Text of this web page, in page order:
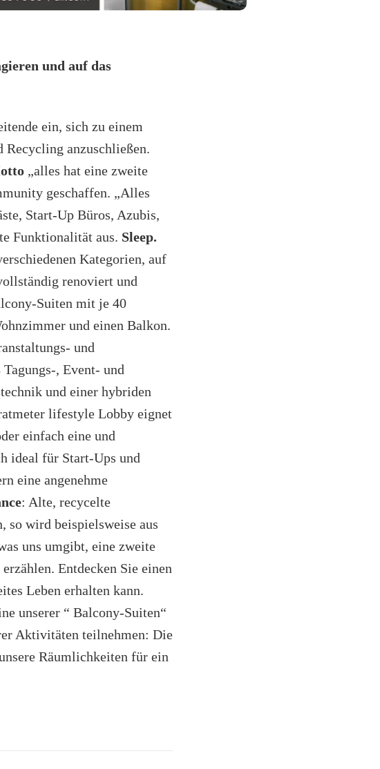
und auf das
ein, sich zu einem
Recycling anzuschließen.
„alles hat eine zweite
geschaffen. „Alles
Start-Up Büros, Azubis,
Funktionalität aus. Sleep.
Kategorien, auf
renoviert und
Suiten mit je 40
und einen Balkon.
und
, Event- und
und einer hybriden
lifestyle Lobby eignet
einfach eine und
ideal für Start-Ups und
eine angenehme
: Alte, recycelte
so wird beispielsweise aus
uns umgibt, eine zweite
Entdecken Sie einen
Leben erhalten kann.
unserer “ Balcony-Suiten“
Aktivitäten teilnehmen: Die
Räumlichkeiten für ein